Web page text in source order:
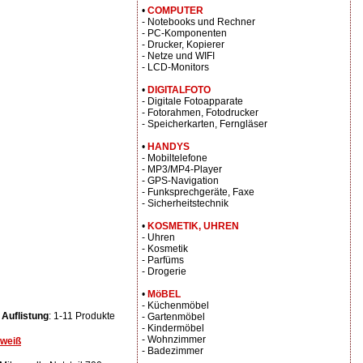
Auflistung: 1-11 Produkte
• COMPUTER
- Notebooks und Rechner
- PC-Komponenten
- Drucker, Kopierer
- Netze und WIFI
- LCD-Monitors
• DIGITALFOTO
- Digitale Fotoapparate
- Fotorahmen, Fotodrucker
- Speicherkarten, Ferngläser
• HANDYS
- Mobiltelefone
- MP3/MP4-Player
- GPS-Navigation
- Funksprechgeräte, Faxe
- Sicherheitstechnik
• KOSMETIK, UHREN
- Uhren
- Kosmetik
- Parfüms
- Drogerie
• MöBEL
- Küchenmöbel
- Gartenmöbel
- Kindermöbel
- Wohnzimmer
- Badezimmer